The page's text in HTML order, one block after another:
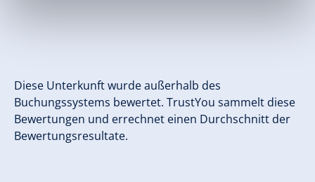
Diese Unterkunft wurde außerhalb des
Buchungssystems bewertet. TrustYou sammelt diese
Bewertungen und errechnet einen Durchschnitt der
Bewertungsresultate.